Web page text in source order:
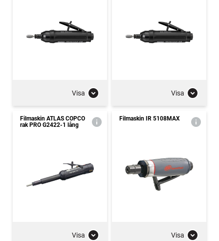
Visa Visa
Filmaskin ATLAS COPCO
rak PRO G2422-1 lång
Visa
Filmaskin IR 5108MAX
Visa